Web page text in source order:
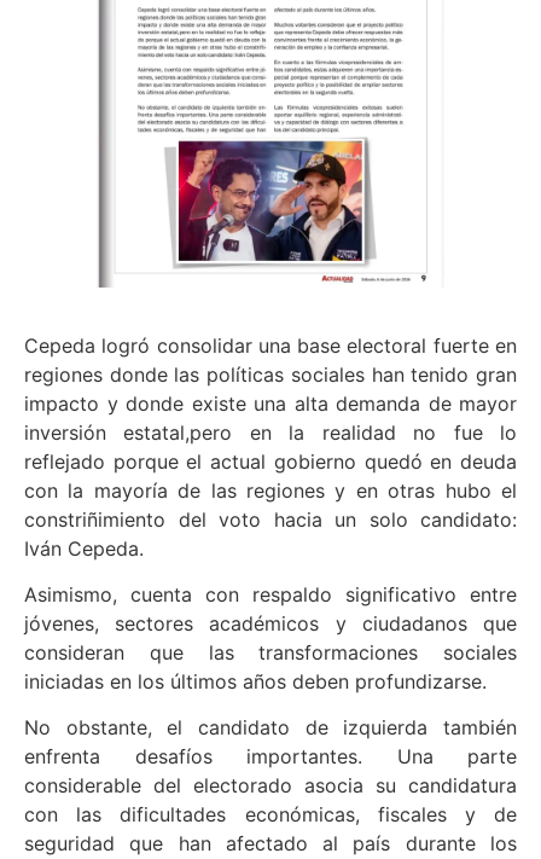
Cepeda logró consolidar una base electoral fuerte en
regiones donde las políticas sociales han tenido gran
impacto y donde existe una alta demanda de mayor
inversión estatal,pero en la realidad no fue lo
reflejado porque el actual gobierno quedó en deuda
con la mayoría de las regiones y en otras hubo el
constriñimiento del voto hacia un solo candidato:
Iván Cepeda.
Asimismo, cuenta con respaldo significativo entre
jóvenes, sectores académicos y ciudadanos que
consideran que las transformaciones sociales
iniciadas en los últimos años deben profundizarse.
No obstante, el candidato de izquierda también
enfrenta desafíos importantes. Una parte
considerable del electorado asocia su candidatura
con las dificultades económicas, fiscales y de
seguridad que han afectado al país durante los